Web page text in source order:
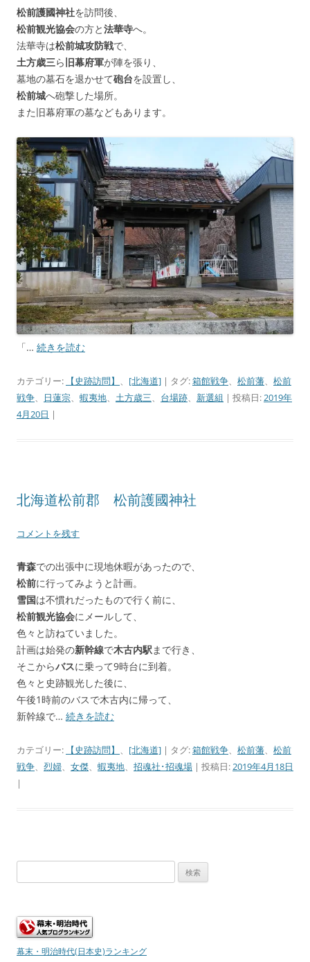
松前護國神社を訪問後、
松前観光協会の方と法華寺へ。
法華寺は松前城攻防戦で、
土方歳三ら 旧幕府軍が陣を張り、
墓地の墓石を退かせて砲台を設置し、
松前城へ砲撃した場所。
また旧幕府軍の墓などもあります。
「… 続きを読む
カテゴリー: 【史跡訪問】 [北海道] | タグ:箱館戦争 松前藩
松前
戦争
日蓮宗 蝦夷地 土方歳三 台場跡 新選組 | 投稿日: 2019年
4月20日 |
北海道松前郡 松前護國神社
コメントを残す
青森での出張中に現地休暇があったので、
松前に行ってみようと計画。
雪国は不慣れだったもので行く前に、
松前観光協会にメールして、
色々と訪ねていました。
計画は始発の新幹線で木古内駅 まで行き、
そこからバスに乗って9時台に到着。
色々と史跡観光した後に、
午後1時前のバスで木古内に帰って、
新幹線で… 続きを読む
カテゴリー: 【史跡訪問】 [北海道] | タグ:箱館戦争 松前藩
松前
戦争
烈婦 女傑 蝦夷地 招魂社･招魂場 | 投稿日: 2019年4月18日
|
索:
幕末・明治時代(日本史)ランキング